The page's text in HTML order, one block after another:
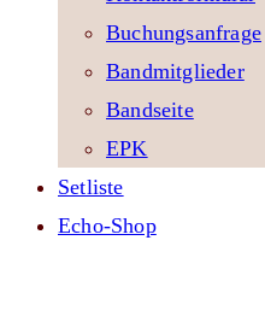
Buchungsanfrage
Bandmitglieder
Bandseite
EPK
Setliste
Echo-Shop